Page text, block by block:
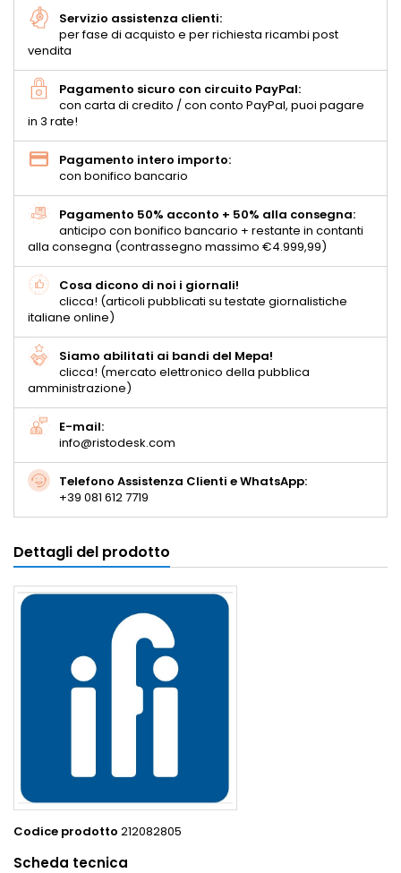
Servizio assistenza clienti:
per fase di acquisto e per richiesta ricambi post
vendita
Pagamento sicuro con circuito PayPal:
con carta di credito / con conto PayPal, puoi pagare
in 3 rate!
Pagamento intero importo:
con bonifico bancario
Pagamento 50% acconto + 50% alla consegna:
anticipo con bonifico bancario + restante in contanti
alla consegna (contrassegno massimo €4.999,99)
Cosa dicono di noi i giornali!
clicca! (articoli pubblicati su testate giornalistiche
italiane online)
Siamo abilitati ai bandi del Mepa!
clicca! (mercato elettronico della pubblica
amministrazione)
E-mail:
info@ristodesk.com
Telefono Assistenza Clienti e WhatsApp:
+39 081 612 7719
Dettagli del prodotto
Codice prodotto 212082805
Scheda tecnica